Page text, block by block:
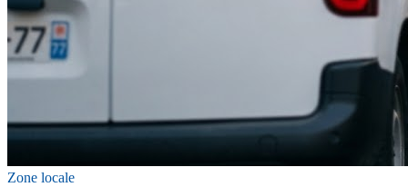
Zone locale